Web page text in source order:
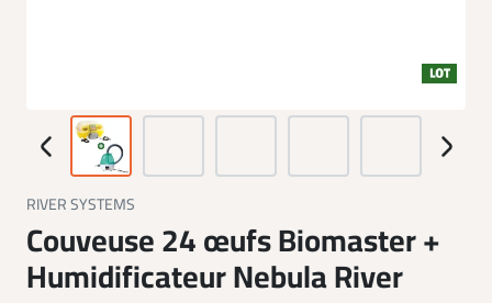
RIVER SYSTEMS
Couveuse 24 œufs Biomaster +
Humidificateur Nebula River